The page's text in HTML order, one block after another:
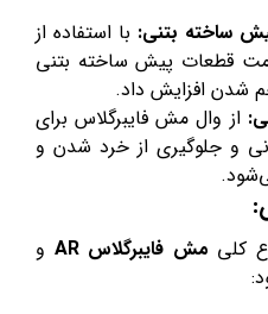
ساخته بتنی: با استفاده از
قطعات پیش ساخته بتنی
شدن افزایش داد.
از وال مش فایبرگلاس برای
و جلوگیری از خرد شدن و
کلی مش فایبرگلاس AR
و